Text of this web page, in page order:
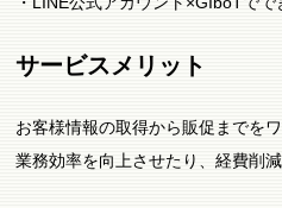
サービスメリット
お客様情報の取得から販促までを
業務効率を向上させたり、経費削